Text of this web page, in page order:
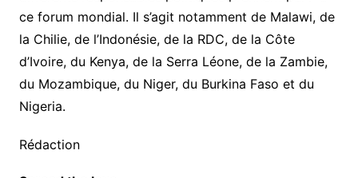
ce forum mondial. Il s’agit notamment de Malawi, de
la Chilie, de l’Indonésie, de la RDC, de la Côte
d’Ivoire, du Kenya, de la Serra Léone, de la Zambie,
du Mozambique, du Niger, du Burkina Faso et du
Nigeria.
Rédaction